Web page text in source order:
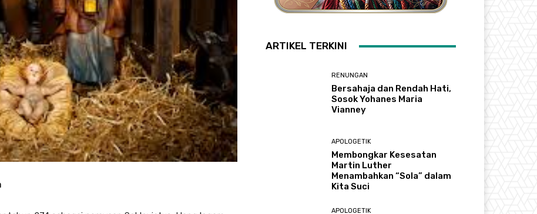
ARTIKEL TERKINI
RENUNGAN
Bersahaja dan Rendah Hati,
Sosok Yohanes Maria
Vianney
APOLOGETIK
Membongkar Kesesatan
Martin Luther
Menambahkan “Sola” dalam
Kita Suci
APOLOGETIK